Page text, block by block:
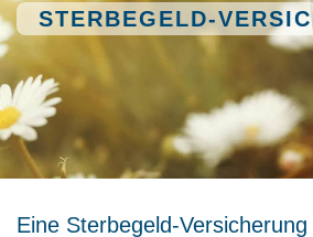
STERBEGELD-
Eine Sterbegeld-